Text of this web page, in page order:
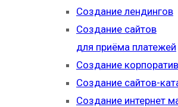
Создание лендингов
Создание сайтов
для приёма платежей
Создание
Создание сайтов-
Создание интернет